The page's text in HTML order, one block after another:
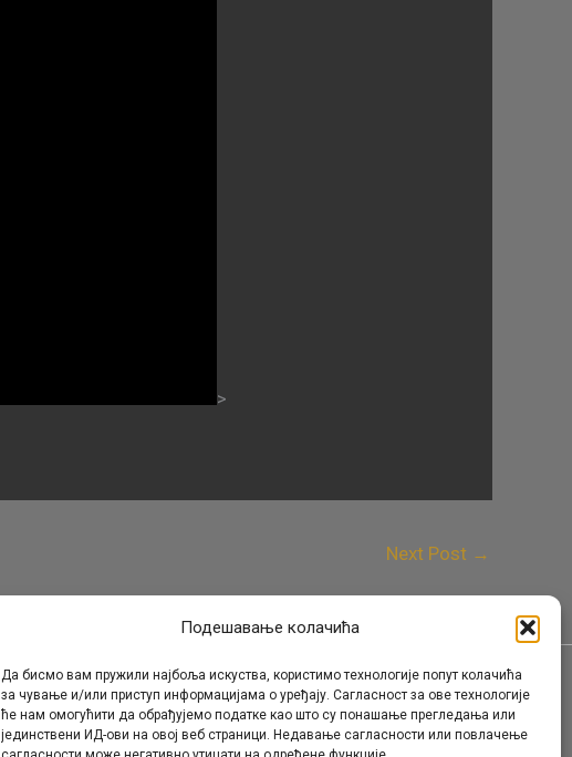
Подешавање колачића
Да бисмо вам пружили најбоља искуства, користимо технологије попут колачића
за чување и/или приступ информацијама о уређају. Сагласност за ове технологије
ће нам омогућити да обрађујемо податке као што су понашање прегледања или
јединствени ИД-ови на овој веб страници. Недавање сагласности или повлачење
>
Next Post →
Архива Контакт